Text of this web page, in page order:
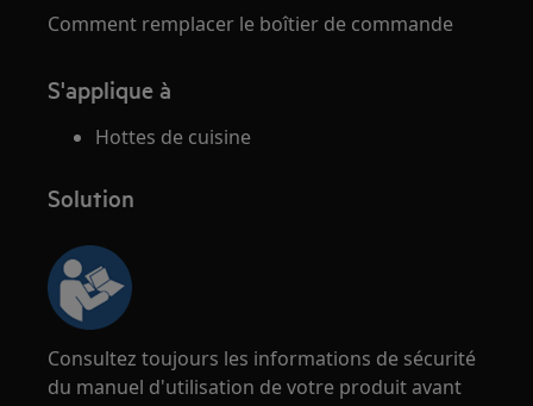
Comment remplacer le boîtier de commande
S'applique à
Hottes de cuisine
Solution
Consultez toujours les informations de sécurité
du manuel d'utilisation de votre produit avant